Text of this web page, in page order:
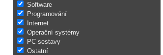
Software
Programování
Internet
Operační systémy
PC sestavy
Ostatní